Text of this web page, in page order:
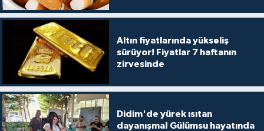
Altın fiyatlarında yükseliş
sürüyor! Fiyatlar 7 haftanın
zirvesinde
Didim'de yürek ısıtan
dayanışma! Gülümsu hayatında